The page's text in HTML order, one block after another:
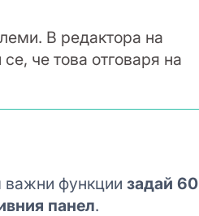
В редактора на
че това отговаря на
важни функции задай 60
панел.